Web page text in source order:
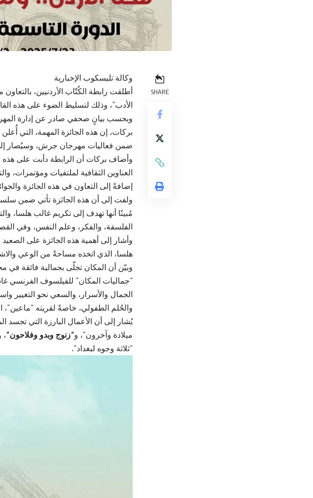
SHARE
وكالة تليسكوب الإخبارية
أطلقت رابطة الكُتّاب الأردنيين،
الأدب”، وذلك لتسليط الضوء على هذه
وبحسب بيانٍ صحفي صادر عن إدارة
بركات، إن هذه الجائزة المهمة، التي
ضمن فعاليات مهرجان جرش، وسيُصار
وأضاف بركات أن الرابطة دأبت على هذه
العناوين الثقافية لملتقيات
إضافةً إلى التعاون في هذه الجائزة
ولفت إلى أن هذه الجائزة تأتي ضمن سلسلة
مُبينًا أنها تهدف إلى تكريم غالب هلسا،
الفلسفة، والفكر، وعلم النفس، وفي
وأشار إلى أهمية هذه الجائزة على
هلسا، الذي اتخذه مساحةً من الوعي
وبيّن أن المكان تجلّى بجمالية فائقة
“جماليات المكان” للفيلسوف الفرنسي
الجمال والأسرار، والسعي نحو التغيير
والحُلم الطفولي، خاصةً لقريته
يُشار إلى أن الأعمال البارزة التي
ميلادة وآخرون”، و“زنوج وبدو وفلاحون”،
“ثلاثة وجوه لبغداد”.